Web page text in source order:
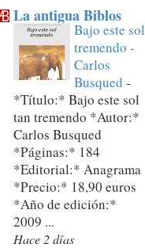
La antigua Biblos
Bajo este sol
tremendo -
Carlos
Busqued -
*Título:* Bajo este sol
tan tremendo *Autor:*
Carlos Busqued
*Páginas:* 184
*Editorial:* Anagrama
*Precio:* 18,90 euros
*Año de edición:*
2009 ...
Hace 2 días